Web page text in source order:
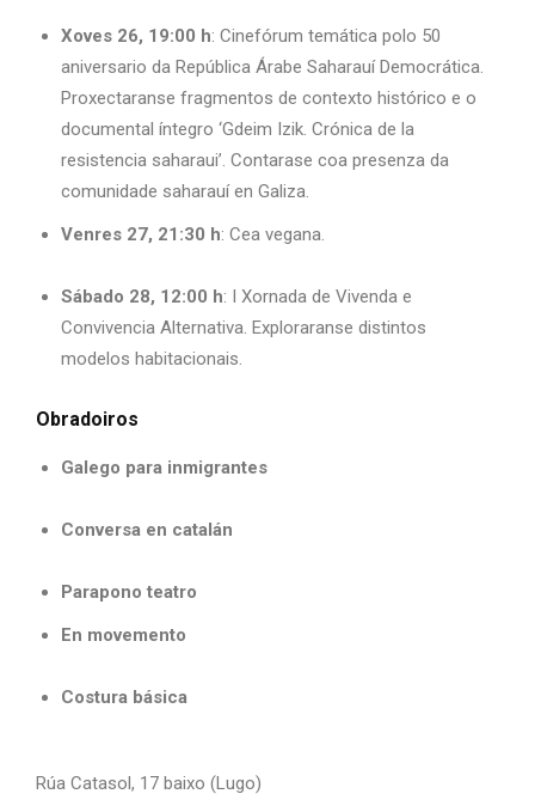
Xoves 26, 19:00 h: Cinefórum temática polo 50
aniversario da República Árabe Saharauí Democrática.
Proxectaranse fragmentos de contexto histórico e o
documental íntegro ‘Gdeim Izik. Crónica de la
resistencia saharaui’. Contarase coa presenza da
comunidade saharauí en Galiza.
Venres 27, 21:30 h: Cea vegana.
Sábado 28, 12:00 h: I Xornada de Vivenda e
Convivencia Alternativa. Exploraranse distintos
modelos habitacionais.
Obradoiros
Galego para inmigrantes
Conversa en catalán
Parapono teatro
En movemento
Costura básica
Rúa Catasol, 17 baixo (Lugo)